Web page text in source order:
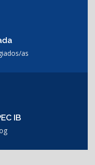
as
IB